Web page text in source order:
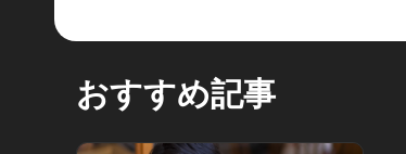
おすすめ記事